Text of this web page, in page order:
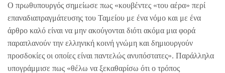
Ο πρωθυπουργός σημείωσε πως «κουβέντες «του αέρα» περί
επαναδιαπραγμάτευσης του Ταμείου με ένα νόμο και με ένα
άρθρο καλό είναι να μην ακούγονται διότι ακόμα μια φορά
παραπλανούν την ελληνική κοινή γνώμη και δημιουργούν
προσδοκίες οι οποίες είναι παντελώς ανυπόστατες». Παράλληλα
υπογράμμισε πως «θέλω να ξεκαθαρίσω ότι ο τρόπος